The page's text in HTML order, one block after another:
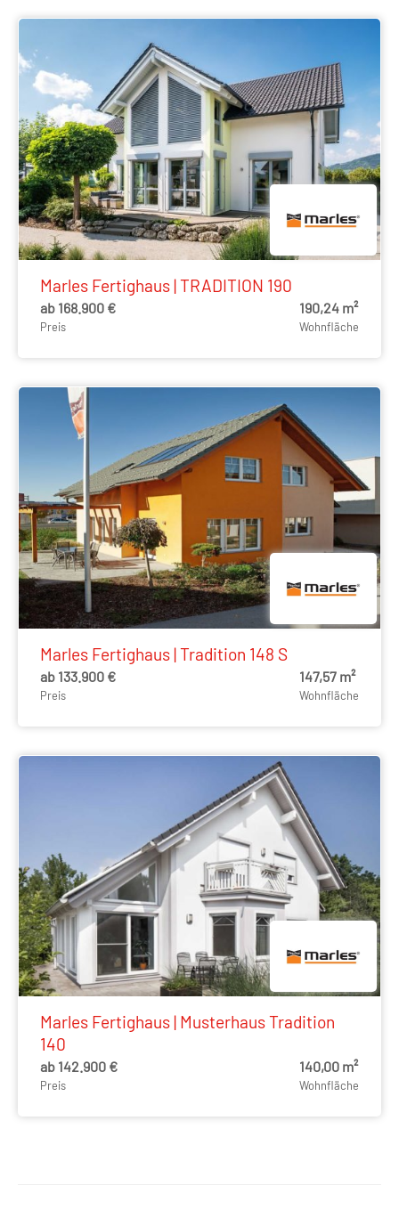
Marles Fertighaus | TRADITION 190
ab 168.900 €
Preis
190,24 m²
Wohnfläche
Marles Fertighaus | Tradition 148 S
ab 133.900 €
Preis
147,57 m²
Wohnfläche
Marles Fertighaus | Musterhaus Tradition
140
ab 142.900 €
Preis
140,00 m²
Wohnfläche